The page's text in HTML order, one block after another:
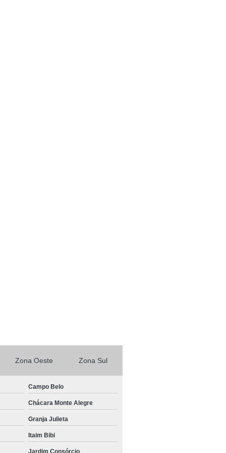
de Sacada com Roldanas
de Sacada com Vidro Fumê
de Sacada São Paulo
Envidraçamentos de Varanda Retrátil
Envidraçamento de Varanda
de Varanda com Vidro
Varanda com Vidro Temperado
Zona Oeste Zona Sul
Campo Belo
Chácara Monte Alegre
Granja Julieta
Itaim Bibi
Jardim Consórcio